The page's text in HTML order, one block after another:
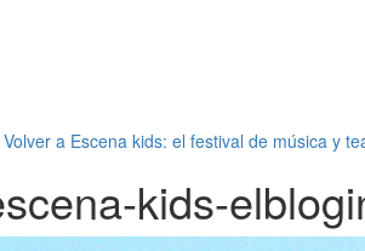
Volver a Escena kids: el festival de música y
kids-